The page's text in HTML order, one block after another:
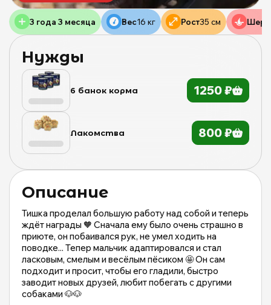
Описание
Тишка проделал большую работу над собой и теперь
ждёт награды 🧡 Сначала ему было очень страшно в
приюте, он побаивался рук, не умел ходить на
поводке... Тепер мальчик адаптировался и стал
ласковым, смелым и весёлым пёсиком 🤩 Он сам
подходит и просит, чтобы его гладили, быстро
заводит новых друзей, любит побегать с другими
собаками 🐶🐶
3 года 3 месяца Вес16 кг Рост35 см
Нужды
6 банок корма 1250 ₽
Лакомства 800 ₽